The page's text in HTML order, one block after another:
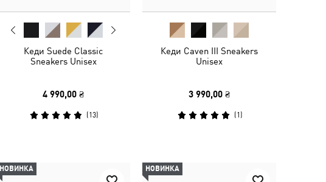
Кеди Suede Classic
Sneakers Unisex
4 990,00 ₴
(13)
Кеди Caven III Sneakers
Unisex
3 990,00 ₴
(1 )
НОВИНКА НОВИНКА